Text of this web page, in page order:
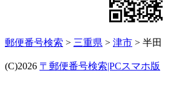
郵便番号検索 > 三重県 > 津市 > 半田
(C)2026 〒郵便番号検索|PCスマホ版